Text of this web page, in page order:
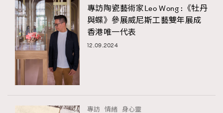
本人願意接收新傳媒集團的最新消息及其他宣傳資訊，本人同意
新傳媒集團使用本人的個人資料於任何推廣用途。
About us Collaboration Opportunity
| Japan | Portugal | Spain
專訪陶瓷藝術家Leo Wong :《牡丹
與蝶》參展威尼斯工藝雙年展成
香港唯一代表
12.09.2024
專訪 情緒 身心靈